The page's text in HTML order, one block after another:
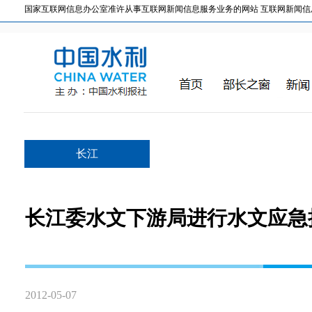
国家互联网信息办公室准许从事互联网新闻信息服务业务的网站 互联网新闻信
长江
长江委水文下游局进行水文应
2012-05-07